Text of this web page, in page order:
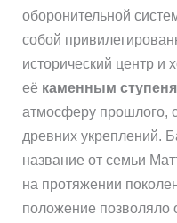
оборонительной
собой
исторический центр
её каменным
атмосферу прошлого,
древних укреплений.
название от семьи
на протяжении
положение позволяло